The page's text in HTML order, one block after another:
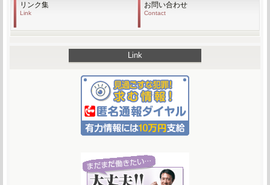
リンク集
Link
お問い合わせ
Contact
Link